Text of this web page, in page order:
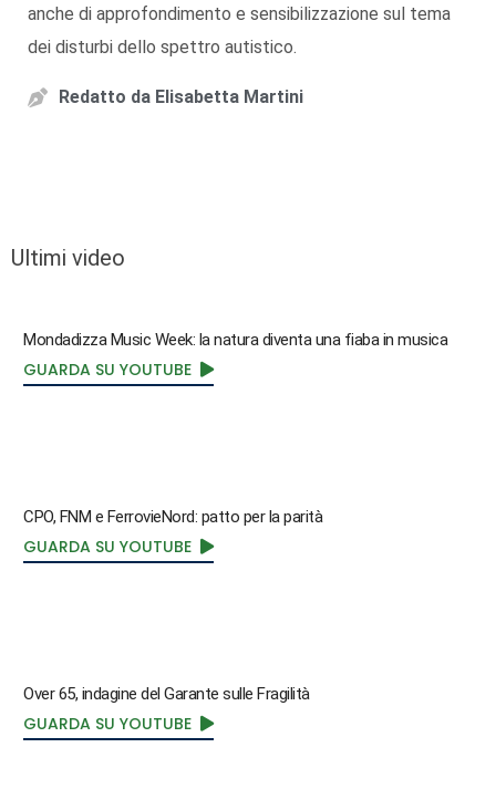
anche di approfondimento e sensibilizzazione sul tema
dei disturbi dello spettro autistico.
Redatto da Elisabetta Martini
Ultimi video
Mondadizza Music Week: la natura diventa una fiaba in musica
GUARDA SU YOUTUBE
CPO, FNM e FerrovieNord: patto per la parità
GUARDA SU YOUTUBE
Over 65, indagine del Garante sulle Fragilità
GUARDA SU YOUTUBE